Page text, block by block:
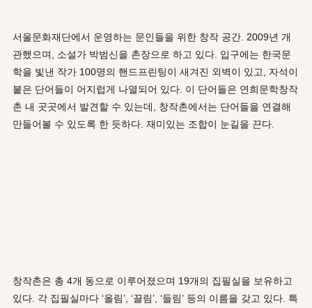
서울문화재단에서 운영하는 문인들을 위한 창작 공간. 2009년 개
관했으며, 소설가 박범신을 촌장으로 하고 있다. 입구에는 한국문
학을 빛낸 작가 100명의 핸드프린팅이 새겨진 외벽이 있고, 자석이
붙은 단어들이 어지럽게 나열되어 있다. 이 단어들은 연희문학창작
촌 내 곳곳에서 발견할 수 있는데, 창작촌에서는 단어들을 연결해
만들어볼 수 있도록 한 듯하다. 재미있는 조합이 눈길을 끈다.
창작촌은 총 4개 동으로 이루어졌으며 19개의 집필실을 보유하고
있다. 각 집필실마다 ‘올림’, ‘끌림’, ‘들림’ 등의 이름을 갖고 있다. 특